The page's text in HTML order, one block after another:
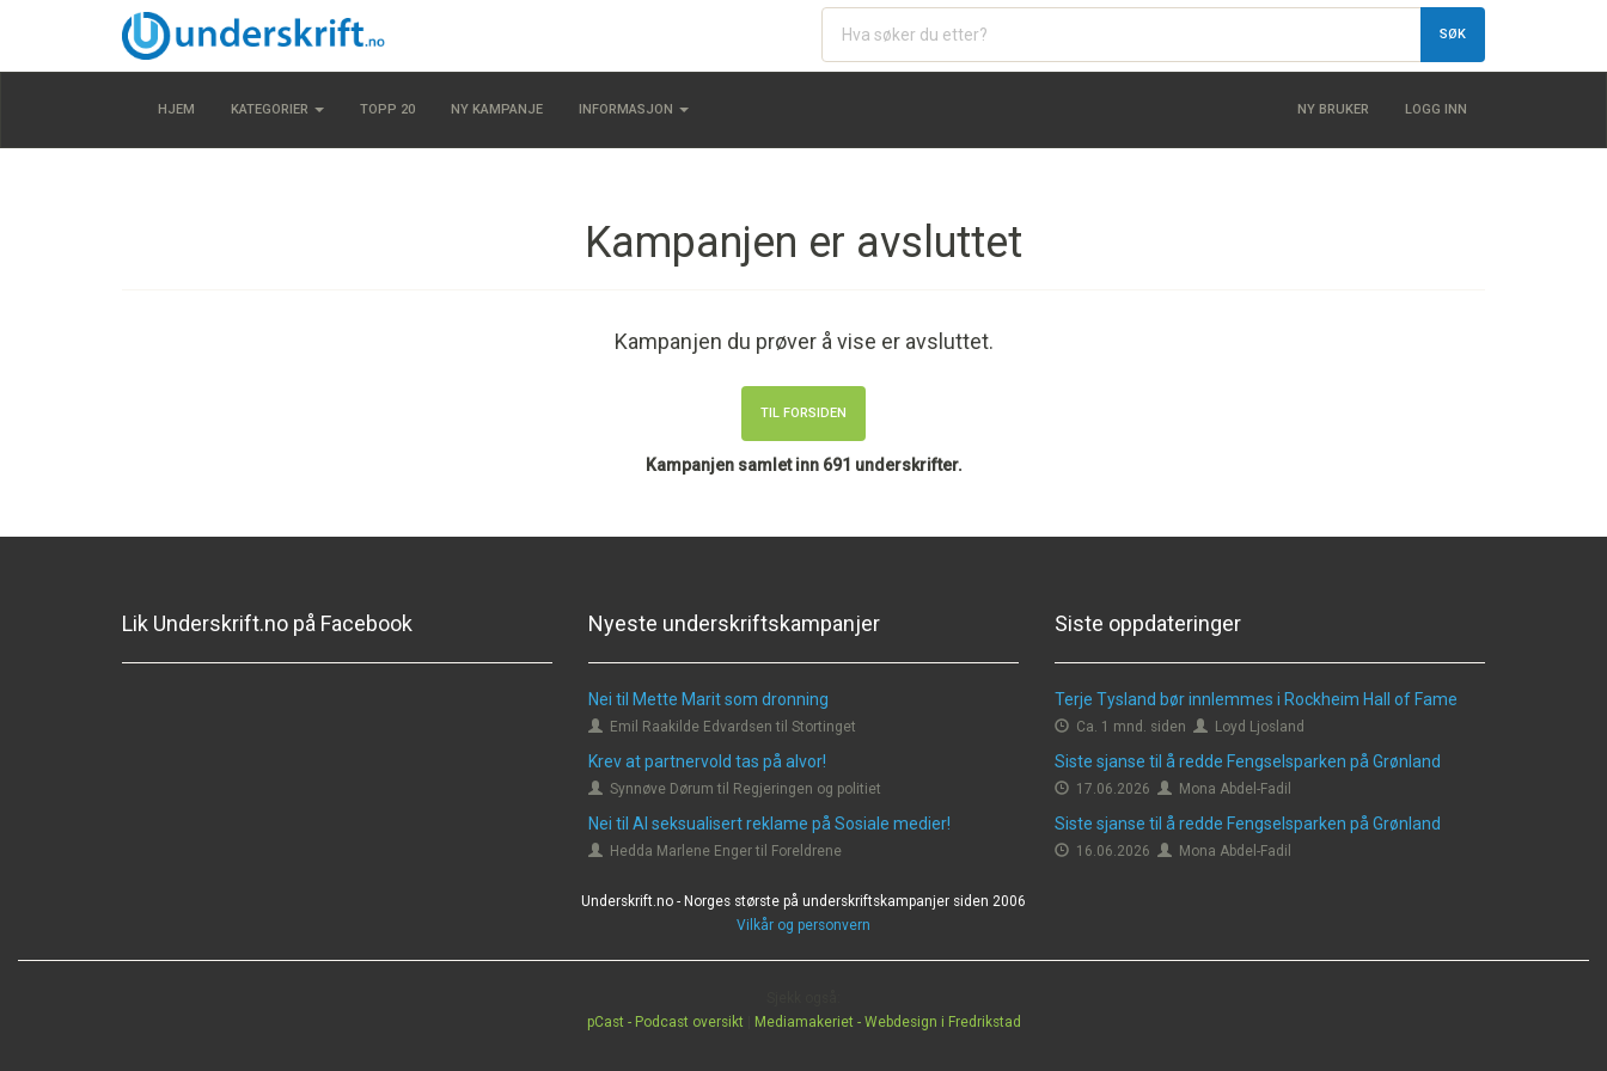
SØK
HJEM KATEGORIER TOPP 20 NY KAMPANJE INFORMASJON NY BRUKER LOGG INN
Kampanjen er avsluttet
Kampanjen du prøver å vise er avsluttet.
TIL FORSIDEN
Kampanjen samlet inn 691 underskrifter.
Lik Underskrift.no på Facebook Nyeste underskriftskampanjer
Nei til Mette Marit som dronning
Emil Raakilde Edvardsen til Stortinget
Krev at partnervold tas på alvor!
Synnøve Dørum til Regjeringen og politiet
Nei til AI seksualisert reklame på Sosiale medier!
Hedda Marlene Enger til Foreldrene
Siste oppdateringer
Terje Tysland bør innlemmes i Rockheim Hall of Fame
Ca. 1 mnd. siden Loyd Ljosland
Siste sjanse til å redde Fengselsparken på Grønland
17.06.2026 Mona Abdel-Fadil
Siste sjanse til å redde Fengselsparken på Grønland
16.06.2026 Mona Abdel-Fadil
Underskrift.no - Norges største på underskriftskampanjer siden 2006
Vilkår og personvern
pCast - Podcast oversikt
Mediamakeriet - Webdesign i Fredrikstad